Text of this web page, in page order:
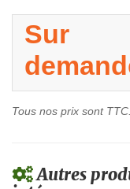
Sur
Tous nos prix sont TTC.
Autres